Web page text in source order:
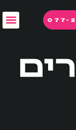
077-